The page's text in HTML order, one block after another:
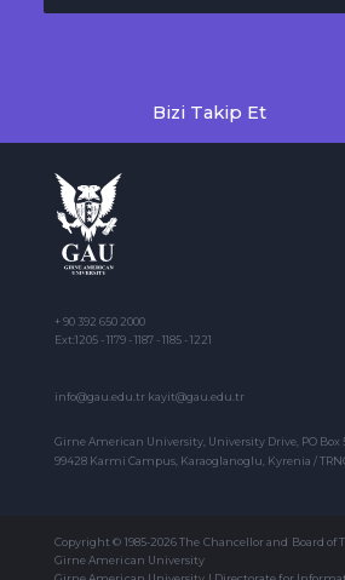
Bizi Takip Et
+ 90 392 650 2000
Ext:1205 - 1179 - 1187 - 1185 - 1221
info@gau.edu.tr kayit@gau.edu.tr
Girne American University, University Drive, PO Box
99428 Karmi Campus, Karaoglanoglu, Kyrenia /
Copyright © 1985-2026 The Chancellor and Board of
Girne American University